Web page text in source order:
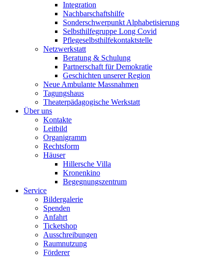
Integration
Nachbarschaftshilfe
Sonderschwerpunkt Alphabetisierung
Selbsthilfegruppe Long Covid
Pflegeselbsthilfekontaktstelle
Netzwerkstatt
Beratung & Schulung
Partnerschaft für Demokratie
Geschichten unserer Region
Neue Ambulante Massnahmen
Tagungshaus
Theaterpädagogische Werkstatt
Über uns
Kontakte
Leitbild
Organigramm
Rechtsform
Häuser
Hillersche Villa
Kronenkino
Begegnungszentrum
Service
Bildergalerie
Spenden
Anfahrt
Ticketshop
Ausschreibungen
Raumnutzung
Förderer